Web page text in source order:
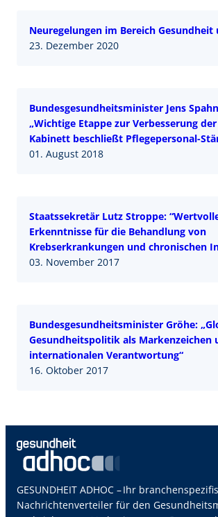
Neuregelungen im Bereich Gesundheit
23. Dezember 2020
Bundesgesundheitsminister Jens
„Wichtige Etappe zur Verbesserung der
Kabinett beschließt Pflegepersonal-
01. August 2018
Staatssekretär Lutz Stroppe:
Erkenntnisse für die Behandlung von
Krebserkrankungen und chronischen
03. November 2017
Bundesgesundheitsminister Gröhe:
Gesundheitspolitik als Markenzeichen
internationalen Verantwortung“
16. Oktober 2017
GESUNDHEIT ADHOC – Ihr
Nachrichtenverteiler für den